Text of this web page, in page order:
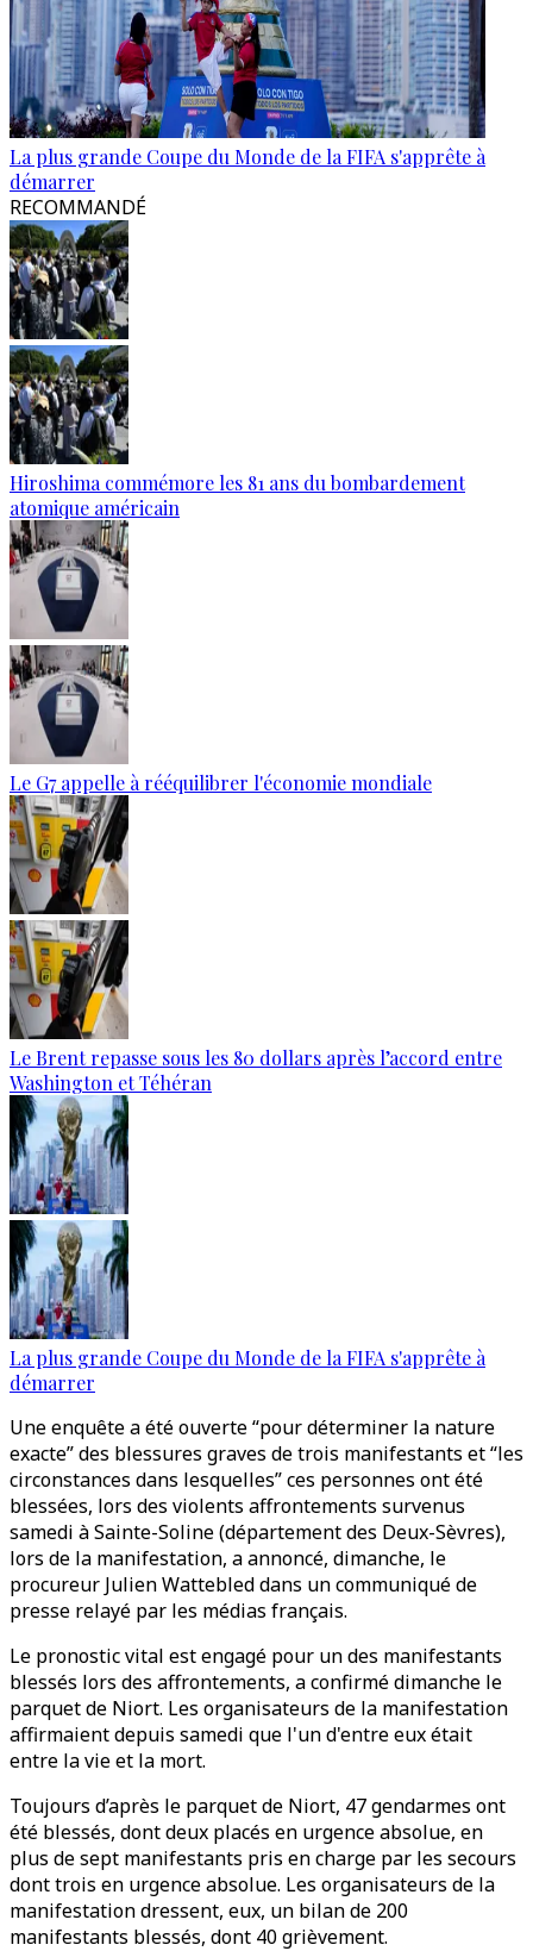
La plus grande Coupe du Monde de la FIFA s'apprête à
démarrer
RECOMMANDÉ
Hiroshima commémore les 81 ans du bombardement
atomique américain
Le G7 appelle à rééquilibrer l'économie mondiale
Le Brent repasse sous les 80 dollars après l’accord entre
Washington et Téhéran
La plus grande Coupe du Monde de la FIFA s'apprête à
démarrer
Une enquête a été ouverte “pour déterminer la nature
exacte” des blessures graves de trois manifestants et “les
circonstances dans lesquelles” ces personnes ont été
blessées, lors des violents affrontements survenus
samedi à Sainte-Soline (département des Deux-Sèvres),
lors de la manifestation, a annoncé, dimanche, le
procureur Julien Wattebled dans un communiqué de
presse relayé par les médias français.
Le pronostic vital est engagé pour un des manifestants
blessés lors des affrontements, a confirmé dimanche le
parquet de Niort. Les organisateurs de la manifestation
affirmaient depuis samedi que l'un d'entre eux était
entre la vie et la mort.
Toujours d’après le parquet de Niort, 47 gendarmes ont
été blessés, dont deux placés en urgence absolue, en
plus de sept manifestants pris en charge par les secours
dont trois en urgence absolue. Les organisateurs de la
manifestation dressent, eux, un bilan de 200
manifestants blessés, dont 40 grièvement.